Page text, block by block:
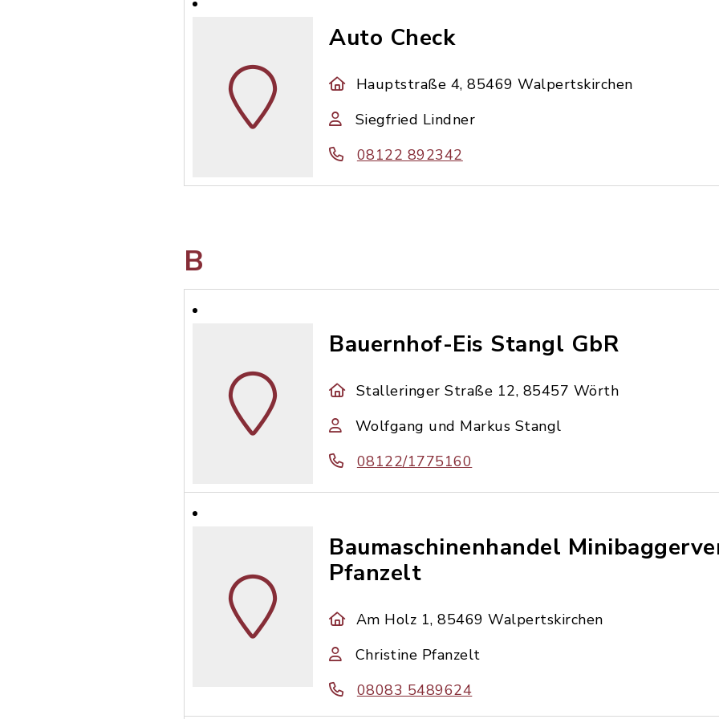
Auto Check
Hauptstraße 4, 85469 Walpertskirchen
Siegfried Lindner
08122 892342
B
Bauernhof-Eis Stangl GbR
Stalleringer Straße 12, 85457 Wörth
Wolfgang und Markus Stangl
08122/1775160
Baumaschinenhandel
Pfanzelt
Am Holz 1, 85469 Walpertskirchen
Christine Pfanzelt
08083 5489624